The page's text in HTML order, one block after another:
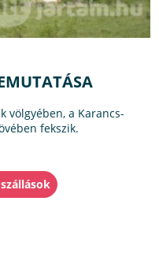
völgyében, a Karancs-
fekszik.